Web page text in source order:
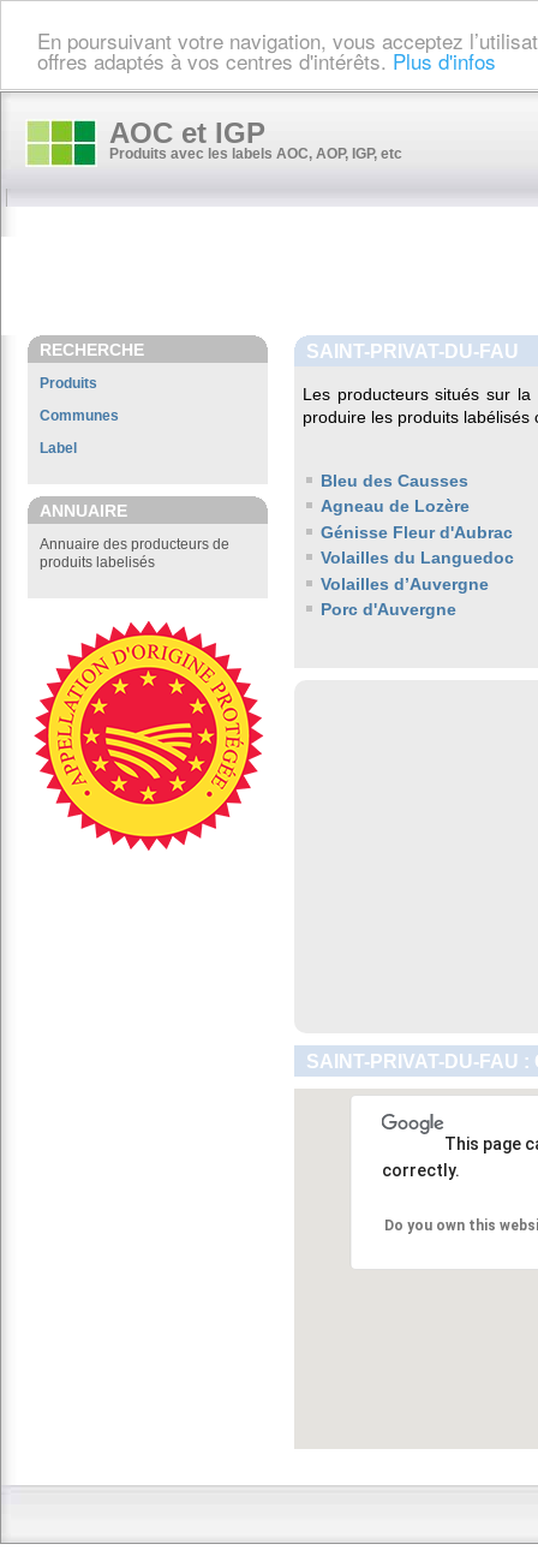
En poursuivant votre navigation, vous acceptez
offres adaptés à vos centres d'intérêts. Plus d'infos
AOC et IGP
Produits avec les labels AOC, AOP, IGP, etc
RECHERCHE
Produits
Communes
Label
ANNUAIRE
Annuaire des producteurs de
produits labelisés
SAINT-PRIVAT-DU-FAU
Les producteurs situés sur
produire les produits labélisés
Bleu des Causses
Agneau de Lozère
Génisse Fleur d'Aubrac
Volailles du Languedoc
Volailles d’Auvergne
Porc d'Auvergne
SAINT-PRIVAT-DU-FAU
This page
correctly.
Do you own this